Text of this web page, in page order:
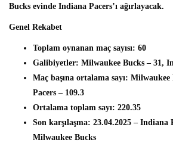
Bucks evinde Indiana Pacers’ı ağırlayacak.
Genel Rekabet
Toplam oynanan maç sayısı: 60
Galibiyetler: Milwaukee Bucks – 31,
Maç başına ortalama sayı:
Pacers – 109.3
Ortalama toplam sayı: 220.35
Son karşılaşma: 23.04.2025 – Indiana
Milwaukee Bucks